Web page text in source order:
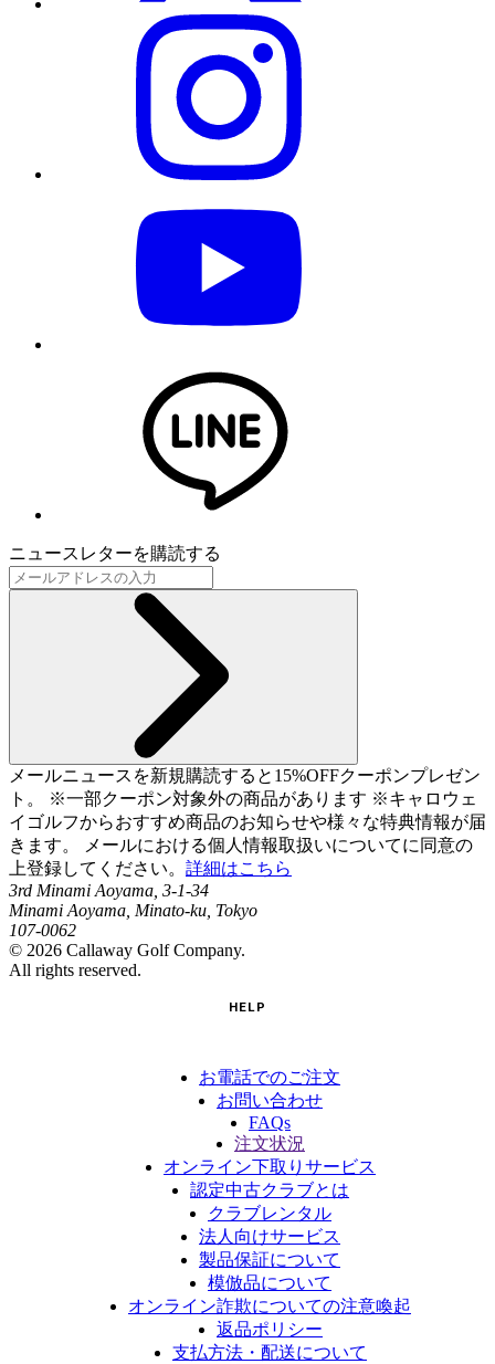
ニュースレターを購読する
メールニュースを新規購読すると15%OFFクーポンプレゼン
ト。 ※一部クーポン対象外の商品があります ※キャロウェ
イゴルフからおすすめ商品のお知らせや様々な特典情報が届
きます。 メールにおける個人情報取扱いについてに同意の
上登録してください。 詳細はこちら
3rd Minami Aoyama, 3-1-34
Minami Aoyama, Minato-ku, Tokyo
107-0062
© 2026 Callaway Golf Company.
All rights reserved.
HELP
お電話でのご注文
お問い合わせ
FAQs
注文状況
オンライン下取りサービス
認定中古クラブとは
クラブレンタル
法人向けサービス
製品保証について
模倣品について
オンライン詐欺についての注意喚起
返品ポリシー
支払方法・配送について